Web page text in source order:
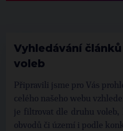
Vyhledávání
voleb
Připravili jsme pro Vás
celého našeho webu
je filtrovat dle druhu voleb,
obvodů či území i podle